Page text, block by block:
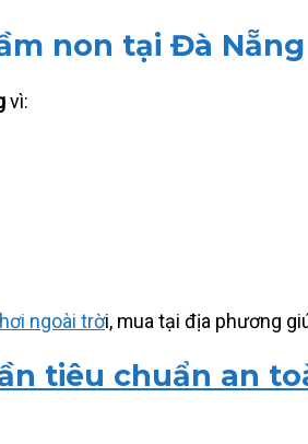
non tại Đà
vì:
ngoài trời, mua tại địa phương
tiêu chuẩn an